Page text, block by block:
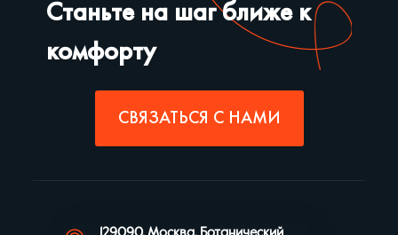
Станьте на шаг ближе к
комфорту
СВЯЗАТЬСЯ С НАМИ